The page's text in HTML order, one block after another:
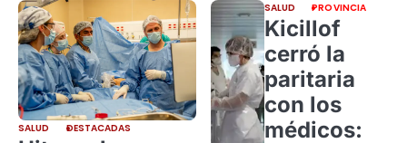
SALUD DESTACADAS
SALUD PROVINCIA
Kicillof
cerró la
paritaria
con los
médicos: